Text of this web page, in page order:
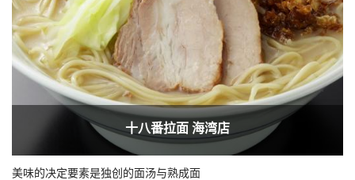
十八番拉面 海湾店
美味的决定要素是独创的面汤与熟成面